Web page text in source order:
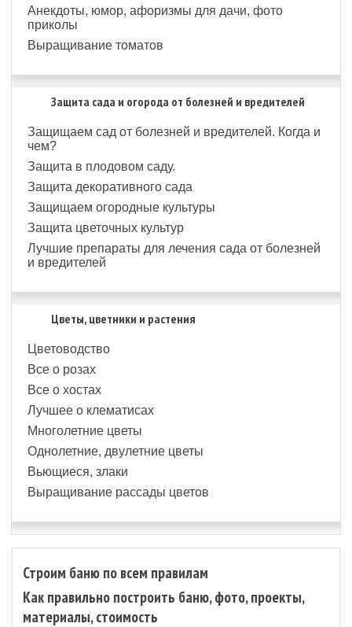
Анекдоты, юмор, афоризмы для дачи, фото
приколы
Выращивание томатов
Защита сада и огорода от болезней и вредителей
Защищаем сад от болезней и вредителей. Когда и
чем?
Защита в плодовом саду.
Защита декоративного сада
Защищаем огородные культуры
Защита цветочных культур
Лучшие препараты для лечения сада от болезней
и вредителей
Цветы, цветники и растения
Цветоводство
Все о розах
Все о хостах
Лучшее о клематисах
Многолетние цветы
Однолетние, двулетние цветы
Вьющиеся, злаки
Выращивание рассады цветов
Строим баню по всем правилам
Как правильно построить баню, фото, проекты,
материалы, стоимость